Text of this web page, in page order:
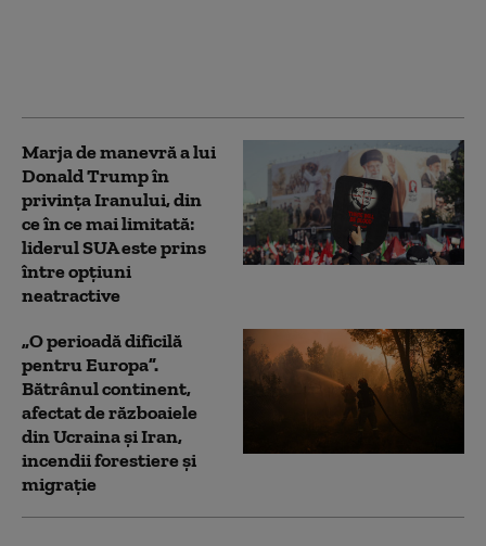
Marja de manevră a lui
Donald Trump în
privința Iranului, din
ce în ce mai limitată:
liderul SUA este prins
între opțiuni
neatractive
„O perioadă dificilă
pentru Europa”.
Bătrânul continent,
afectat de războaiele
din Ucraina și Iran,
incendii forestiere și
migrație